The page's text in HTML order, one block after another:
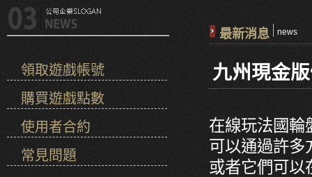
領取遊戲帳號
購買遊戲點數
使用者合約
常見問題
最新消息 news
九州現金
在線玩法國輪
可以通過許多
或者它們可以